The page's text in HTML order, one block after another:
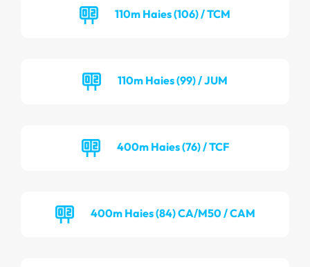
110m Haies (106) / TCM
110m Haies (99) / JUM
400m Haies (76) / TCF
400m Haies (84) CA/M50 / CAM